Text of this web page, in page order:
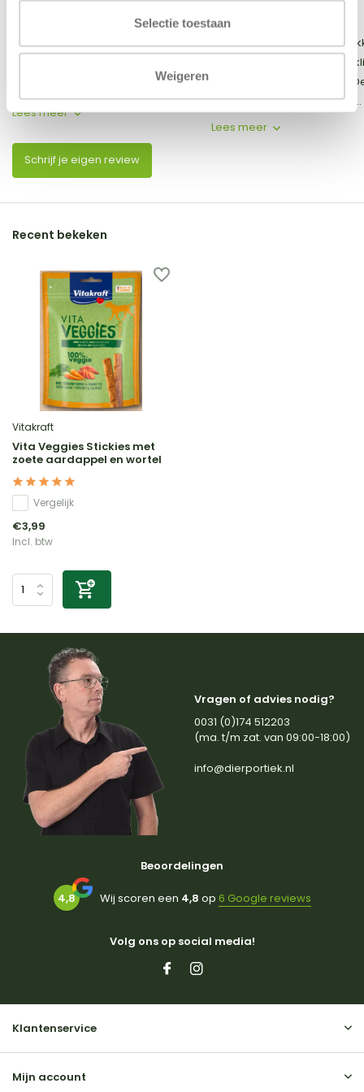
Selectie toestaan
Weigeren
Jong hondje moest even wennen,
maar vindt ze nu heerlijk.
Lees meer
Gezond en hond vind het
Onze hond mag na
ontsteking geen vet meer.
snack is een goede uitkom...
Lees meer
Schrijf je eigen review
Recent bekeken
Vitakraft
Vita Veggies Stickies met
zoete aardappel en wortel
Vergelijk
€3,99
Incl. btw
Vragen of advies nodig?
0031 (0)174 512203
(ma. t/m zat. van 09:00-18:00)
info@dierportiek.nl
Beoordelingen
4,8 Wij scoren een 4,8 op 6 Google reviews
Volg ons op social media!
Klantenservice
Mijn account